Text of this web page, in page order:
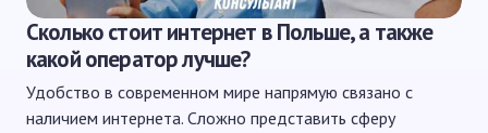
Сколько стоит интернет в Польше, а также
какой оператор лучше?
Удобство в современном мире напрямую связано с
наличием интернета. Сложно представить сферу